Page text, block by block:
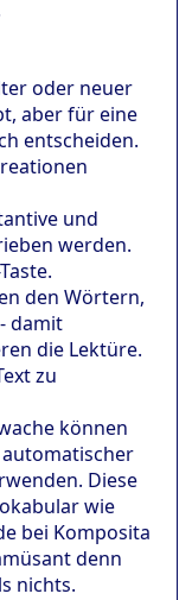
oder neuer
aber für eine
entscheiden.
und
werden.
den Wörtern,
damit
die Lektüre.
zu
können
Diese
wie
bei Komposita
denn
nichts.